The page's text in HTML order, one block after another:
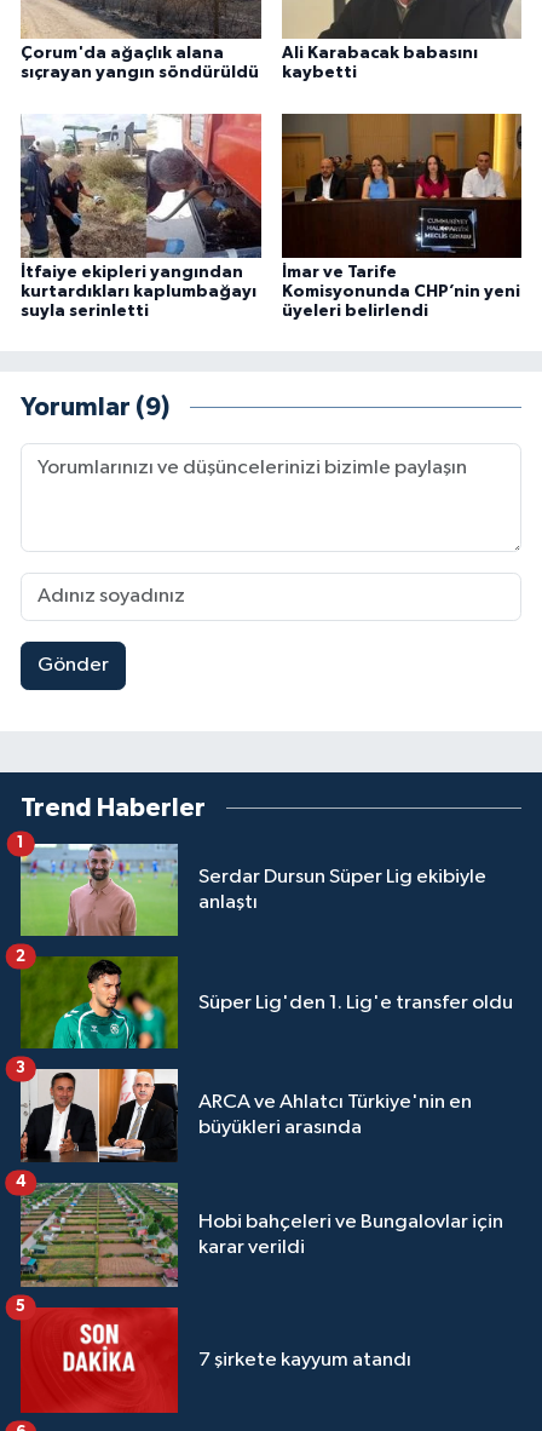
Çorum'da ağaçlık alana
sıçrayan yangın söndürüldü
Ali Karabacak babasını
kaybetti
İtfaiye ekipleri yangından
kurtardıkları kaplumbağayı
suyla serinletti
İmar ve Tarife
Komisyonunda CHP’nin yeni
üyeleri belirlendi
Yorumlar (9)
Gönder
Trend Haberler
Serdar Dursun Süper Lig ekibiyle
anlaştı
1
Süper Lig'den 1. Lig'e transfer oldu
2
ARCA ve Ahlatcı Türkiye'nin en
büyükleri arasında
3
Hobi bahçeleri ve Bungalovlar için
karar verildi
4
7 şirkete kayyum atandı
5